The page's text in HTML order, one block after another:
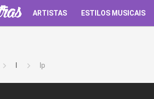
ARTISTAS ESTILOS MUSICAIS
l lp